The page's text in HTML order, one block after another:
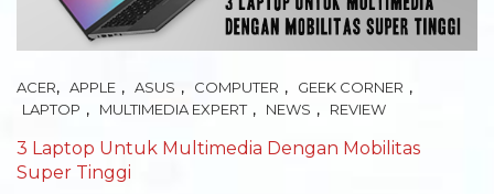
ACER, APPLE , ASUS , COMPUTER , GEEK CORNER ,
LAPTOP , MULTIMEDIA EXPERT , NEWS , REVIEW
3 Laptop Untuk Multimedia Dengan Mobilitas
Super Tinggi